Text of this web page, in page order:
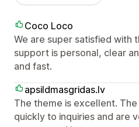
Coco Loco
We are super satisfied with
support is personal, clear
and fast.
apsildmasgridas.lv
The theme is excellent.
quickly to inquiries and are